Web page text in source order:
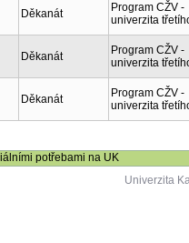
Děkanát
Program CŽV -
univerzita
Děkanát
Program CŽV -
univerzita
Děkanát
Program CŽV -
univerzita
potřebami na UK
Univerzita